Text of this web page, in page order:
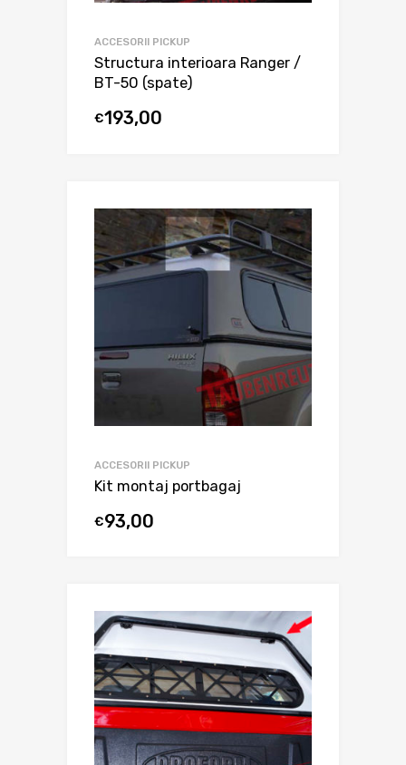
ACCESORII PICKUP
Structura interioara Ranger /
BT-50 (spate)
€193,00
ACCESORII PICKUP
Kit montaj portbagaj
€93,00